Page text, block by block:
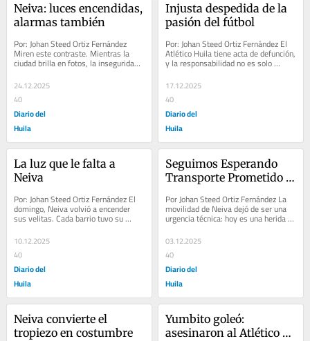
Neiva: luces encendidas,
alarmas también
Por: Johan Steed Ortiz Fernández
Miren este contraste. Mientras la
ciudad brilla en fotos, la inseguridad
sigue apagando la tranquilidad de
los...
24.12.2025
40
Diario del
Huila
Injusta despedida de la
pasión del fútbol
Por: Johan Steed Ortiz Fernández El
Atlético Huila tiene acta de defunción,
y la responsabilidad no es solo
ecuatoriana. A muchos les entretiene
el...
17.12.2025
40
Diario del
Huila
La luz que le falta a
Neiva
Por: Johan Steed Ortiz Fernández El
domingo, Neiva volvió a encender
sus velitas. Cada barrio tuvo su
en la...
10.12.2025
40
Diario del
Huila
Seguimos Esperando
Transporte Prometido
Por Johan Steed Ortiz Fernández La
movilidad de Neiva dejó de ser una
urgencia técnica: hoy es una herida
moral que atraviesa a la ciudad.
Esa...
03.12.2025
40
Diario del
Huila
Neiva convierte el
tropiezo en costumbre
Yumbito goleó:
asesinaron al Atlético